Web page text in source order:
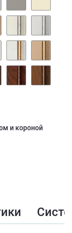
и короной